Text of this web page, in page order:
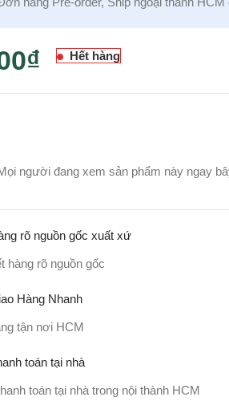
₫ Hết hàng
người đang xem sản phẩm này ngay
rõ nguồn gốc xuất xứ
hàng rõ nguồn gốc
Hàng Nhanh
tận nơi HCM
toán tại nhà
toán tại nhà trong nội thành HCM